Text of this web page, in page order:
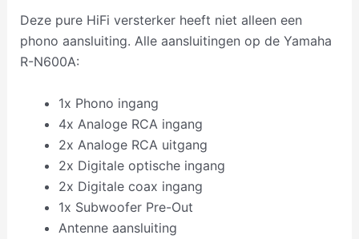
Deze pure HiFi versterker heeft niet alleen een
phono aansluiting. Alle aansluitingen op de Yamaha
R-N600A:
1x Phono ingang
4x Analoge RCA ingang
2x Analoge RCA uitgang
2x Digitale optische ingang
2x Digitale coax ingang
1x Subwoofer Pre-Out
Antenne aansluiting